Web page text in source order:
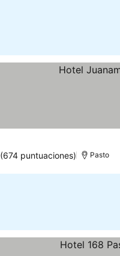
(674 puntuaciones) Pasto